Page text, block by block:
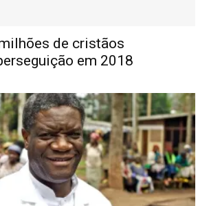
de cristãos
em 2018